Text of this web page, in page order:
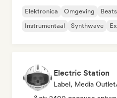
Elektronica Omgeving
Instrumentaal
Synthwave
Electric Station
Label, Media